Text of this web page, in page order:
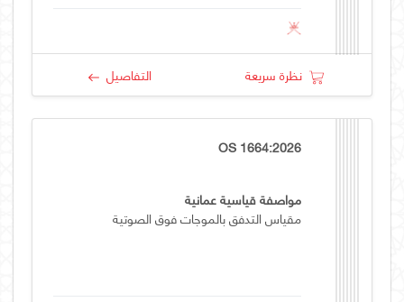
نظرة سريعة التفاصيل
OS 1664:2026
مواصفة قياسية عمانية
مقياس التدفق بالموجات فوق الصوتية